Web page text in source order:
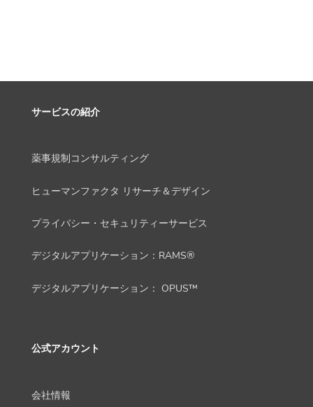
サービスの紹介
薬事規制コンサルティング
ヒューマンファクタ リサーチ＆デザイン
プライバシー・セキュリティーサービス
デジタルアプリケーション：RAMS®
デジタルアプリケーション： OPUS™
公式アカウント
会社情報